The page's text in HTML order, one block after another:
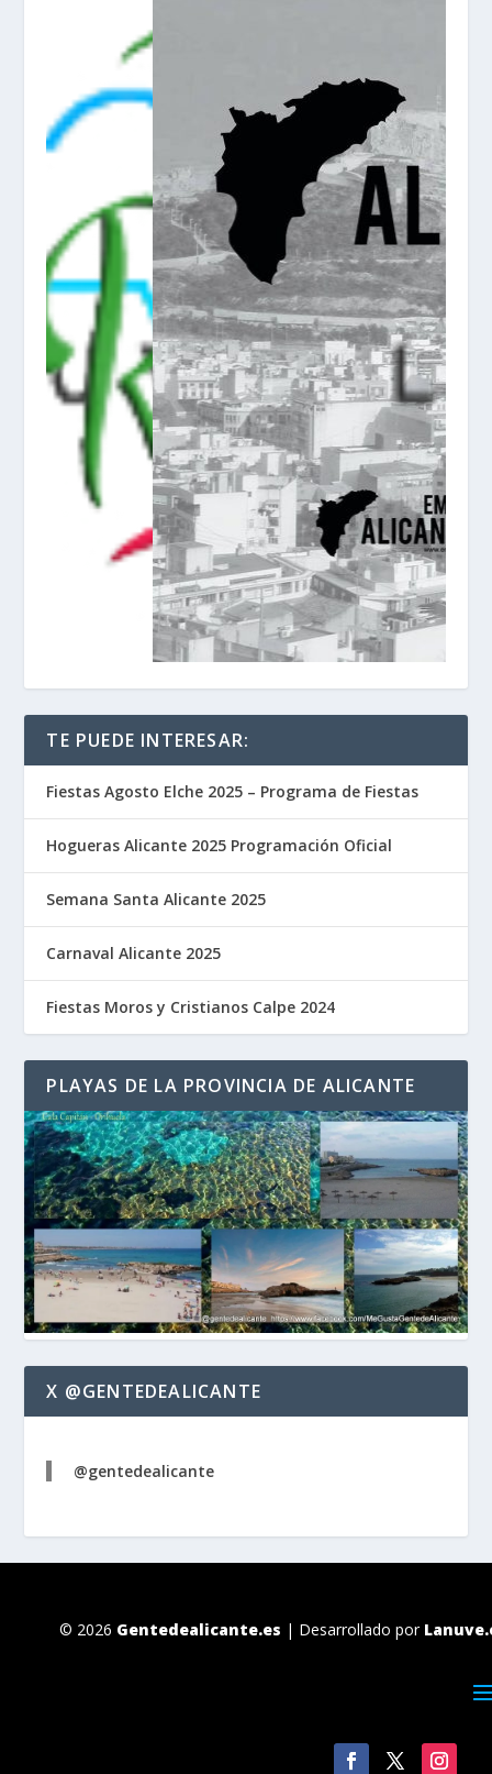
TE PUEDE INTERESAR:
Fiestas Agosto Elche 2025 – Programa de Fiestas
Hogueras Alicante 2025 Programación Oficial
Semana Santa Alicante 2025
Carnaval Alicante 2025
Fiestas Moros y Cristianos Calpe 2024
PLAYAS DE LA PROVINCIA DE ALICANTE
X @GENTEDEALICANTE
@gentedealicante
© 2026 Gentedealicante.es | Desarrollado por